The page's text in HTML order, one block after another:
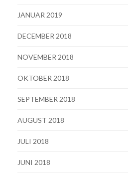
JANUAR 2019
DECEMBER 2018
NOVEMBER 2018
OKTOBER 2018
SEPTEMBER 2018
AUGUST 2018
JULI 2018
JUNI 2018